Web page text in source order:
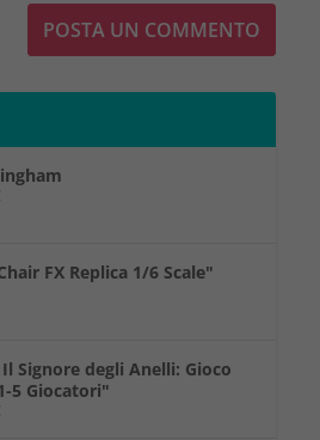
FX Replica 1/6 Scale"
Signore degli Anelli: Gioco
5 Giocatori"